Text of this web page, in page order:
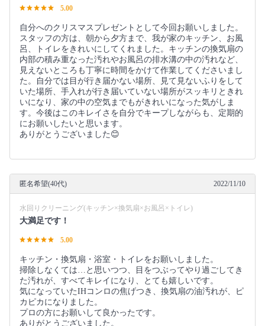
5.00
自分へのクリスマスプレゼントとして今回お願いしました。
スタッフの方は、朝から夕方まで、我が家のキッチン、お風
呂、トイレをきれいにしてくれました。キッチンの換気扇の
内部の積み重なった汚れやお風呂の排水溝の中の汚れなど、
見えないところも丁寧に時間をかけて作業してくださいまし
た。自分では目が行き届かない場所、見て見ないふりをして
いた場所、手入れが行き届いていない場所がスッキリときれ
いになり、家の中の空気までもがきれいになった気がしま
す。今後はこのキレイさを自分でキープしながらも、定期的
にお願いしたいと思います。
ありがとうございました😊
匿名希望(40代) 2022/11/10
水回りクリーニング(キッチン×換気扇×お風呂×トイレ)
大満足です！
5.00
キッチン・換気扇・浴室・トイレをお願いしました。
掃除しなくては…と思いつつ、目をつぶってやり過ごしてき
た汚れが、すべてキレイになり、とても嬉しいです。
気になっていたIHコンロの焦げつき、換気扇の油汚れが、ピ
カピカになりました。
プロの方にお願いして良かったです。
ありがとうございました。